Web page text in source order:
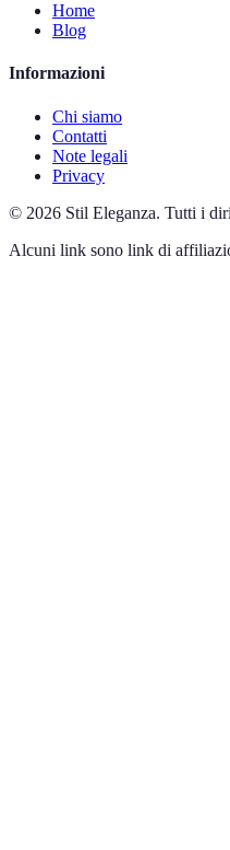
Home
Blog
Informazioni
Chi siamo
Contatti
Note legali
Privacy
© 2026 Stil Eleganza. Tutti i
Alcuni link sono link di